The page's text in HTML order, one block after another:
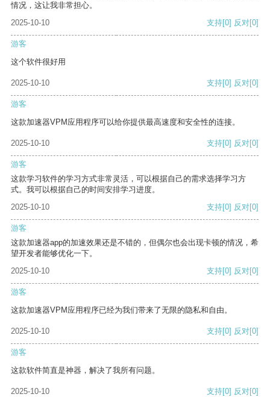
情况，这让我非常担心。
2025-10-10
支持[0] 反对[0]
游客
这个软件很好用
2025-10-10 支持[0] 反对[0]
游客
这款加速器VPM应用程序可以给你提供最高速度和安全性的连接。
2025-10-10 支持[0] 反对[0]
游客
这款学习软件的学习方式非常灵活，可以根据自己的需求选择学习方
式。我可以根据自己的时间安排学习进度。
2025-10-10
支持[0] 反对[0]
游客
这款加速器app的加速效果还是不错的，但偶尔也会出现卡顿的情况，希
望开发者能够优化一下。
2025-10-10
支持[0] 反对[0]
游客
这款加速器VPM应用程序已经为我们带来了无限的隐私和自由。
2025-10-10 支持[0] 反对[0]
游客
这款软件简直是神器，解决了我所有问题。
2025-10-10 支持[0] 反对[0]